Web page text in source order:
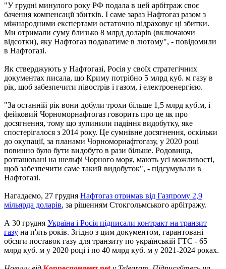
"У грудні минулого року РФ подала в цей арбітраж своє
бачення компенсації збитків. І саме зараз Нафтогаз разом з
міжнародними експертами остаточно підраховує ці збитки.
Ми отримали суму близько 8 млрд доларів (включаючи
відсотки), яку Нафтогаз подаватиме в лютому", - повідомили
в Нафтогазі.
Як стверджують у Нафтогазі, Росія у своїх стратегічних
документах писала, що Криму потрібно 5 млрд куб. м газу в
рік, щоб забезпечити півострів і газом, і електроенергією.
"За останній рік вони добули трохи більше 1,5 млрд куб.м, і
фейковий Чорноморнафтогаз говорить про це як про
досягнення, тому що зупинили падіння видобутку, яке
спостерігалося з 2014 року. Це сумнівне досягнення, оскільки
до окупації, за планами Чорноморнафтогазу, у 2020 році
повинно було бути видобуто в рази більше. Родовища,
розташовані на шельфі Чорного моря, мають усі можливості,
щоб забезпечити саме такий видобуток", - підсумували в
Нафтогазі.
Нагадаємо, 27 грудня Нафтогаз отримав від Газпрому 2,9
мільярда доларів, за рішенням Стокгольмського арбітражу.
А 30 грудня Україна і Росія підписали контракт на транзит
газу на п'ять років. Згідно з цим документом, гарантовані
обсяги поставок газу для транзиту по українській ГТС - 65
млрд куб. м у 2020 році і по 40 млрд куб. м у 2021-2024 роках.